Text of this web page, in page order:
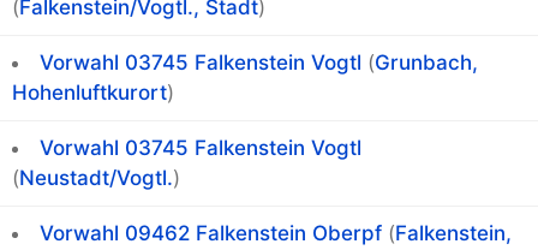
(Falkenstein/Vogtl., Stadt)
Vorwahl 03745 Falkenstein Vogtl (Grunbach,
Hohenluftkurort)
Vorwahl 03745 Falkenstein Vogtl
(Neustadt/Vogtl.)
Vorwahl 09462 Falkenstein Oberpf (Falkenstein,